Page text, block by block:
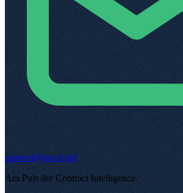
support@top.legal
Am Puls der Contract Intelligence.